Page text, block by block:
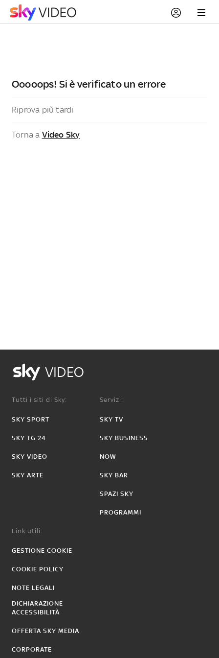
Ooooops! Si è verificato un errore
Riprova più tardi
Torna a Video Sky
VIDEO
Tutti i siti di Sky:
SKY SPORT
SKY TG 24
SKY VIDEO
SKY ARTE
Servizi:
SKY TV
SKY BUSINESS
NOW
SKY BAR
SPAZI SKY
PROGRAMMI
Link utili:
GESTIONE COOKIE
COOKIE POLICY
NOTE LEGALI
DICHIARAZIONE
ACCESSIBILITÀ
OFFERTA SKY MEDIA
CORPORATE